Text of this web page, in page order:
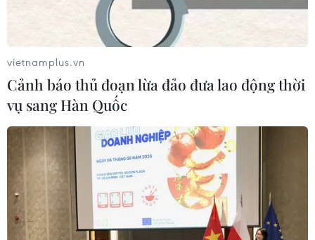
thái đồng hành và thúc đẩy tự chủ
06/08/2026 15:33
Việt Nam tiếp tục là thị trường trọng
điểm của doanh nghiệp thực phẩm
Ba Lan
06/08/2026 14:03
Lâm Đồng vào cao điểm vụ cá Nam,
ngư dân phấn khởi vươn khơi
06/08/2026 09:06
vietnamplus.vn
Cảnh báo thủ đoạn lừa đảo đưa lao động thời
vụ sang Hàn Quốc